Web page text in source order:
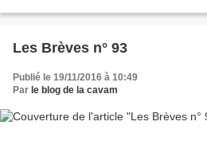
Les Brèves n° 93
Publié le 19/11/2016 à 10:49
Par le blog de la cavam